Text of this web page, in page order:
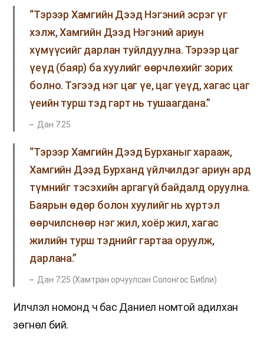
“Тэрээр Хамгийн Дээд Нэгэний эсрэг үг
хэлж, Хамгийн Дээд Нэгэний ариун
хүмүүсийг дарлан туйлдуулна. Тэрээр цаг
үеүд (баяр) ба хуулийг өөрчлөхийг зорих
болно. Тэгээд нэг цаг үе, цаг үеүд, хагас цаг
үеийн турш тэд гарт нь тушаагдана.”
Дан 7:25
“Тэрээр Хамгийн Дээд Бурханыг харааж,
Хамгийн Дээд Бурханд үйлчилдэг ариун ард
түмнийг тэсэхийн аргагүй байдалд оруулна.
Баярын өдөр болон хуулийг нь хүртэл
өөрчилснөөр нэг жил, хоёр жил, хагас
жилийн турш тэднийг гартаа оруулж,
дарлана.”
Дан 7:25 (Хамтран орчуулсан Солонгос Библи)
Илчлэл номонд ч бас Даниел номтой адилхан
зөгнөл бий.